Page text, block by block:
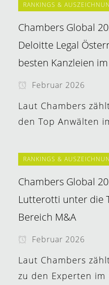
RANKINGS &
Chambers Global
Deloitte Legal
besten Kanzleien
Februar 2026
Laut Chambers
den Top Anwälten
RANKINGS &
Chambers Global
Lutterotti unter die
Bereich M&A
Februar 2026
Laut Chambers
zu den Experten im